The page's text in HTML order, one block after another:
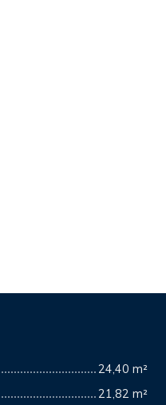
24,40 m²
21,82 m²